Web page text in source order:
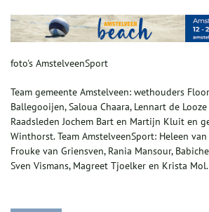
foto's AmstelveenSport
Team gemeente Amstelveen: wethouders
Ballegooijen, Saloua Chaara, Lennart de
Raadsleden Jochem Bart en Martijn Kluit en
Winthorst. Team AmstelveenSport: Heleen
Frouke van Griensven, Rania Mansour,
Sven Vismans, Magreet Tjoelker en Krista Mol.